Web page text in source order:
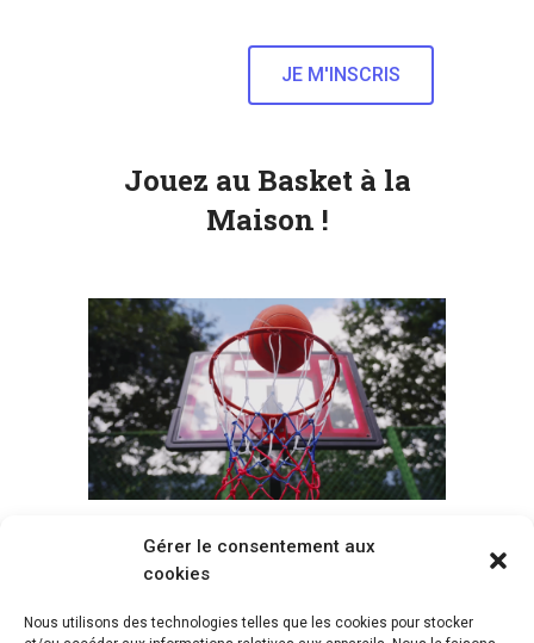
Gérer le consentement aux
cookies
Nous utilisons des technologies telles que les cookies pour stocker
Jouez au Basket à la
Maison !
Voir tous les paniers